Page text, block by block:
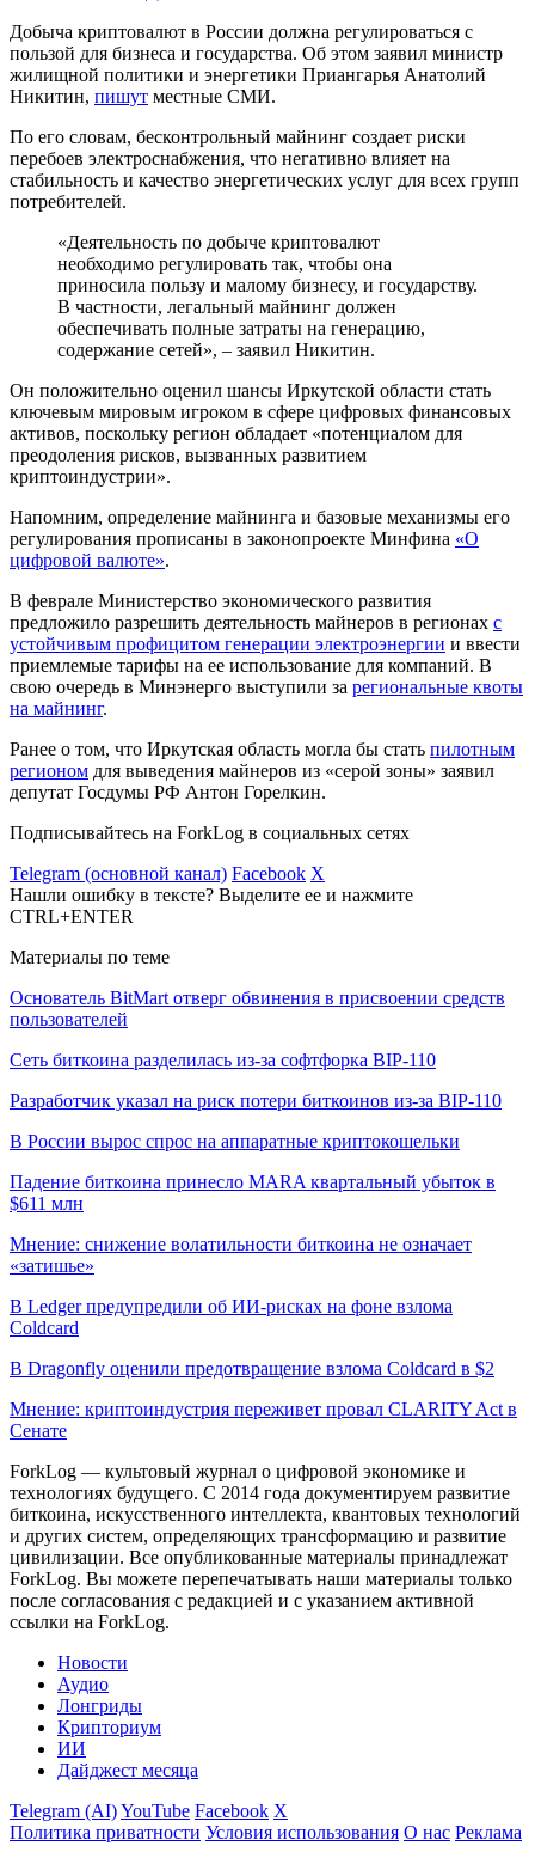
Добыча криптовалют в России должна регулироваться с
пользой для бизнеса и государства. Об этом заявил министр
жилищной политики и энергетики Приангарья Анатолий
Никитин, пишут местные СМИ.
По его словам, бесконтрольный майнинг создает риски
перебоев электроснабжения, что негативно влияет на
стабильность и качество энергетических услуг для всех групп
потребителей.
«Деятельность по добыче криптовалют
необходимо регулировать так, чтобы она
приносила пользу и малому бизнесу, и государству.
В частности, легальный майнинг должен
обеспечивать полные затраты на генерацию,
содержание сетей», – заявил Никитин.
Он положительно оценил шансы Иркутской области стать
ключевым мировым игроком в сфере цифровых финансовых
активов, поскольку регион обладает «потенциалом для
преодоления рисков, вызванных развитием
криптоиндустрии».
Напомним, определение майнинга и базовые механизмы его
регулирования прописаны в законопроекте Минфина «О
цифровой валюте».
В феврале Министерство экономического развития
предложило разрешить деятельность майнеров в регионах с
устойчивым профицитом генерации электроэнергии и ввести
приемлемые тарифы на ее использование для компаний. В
свою очередь в Минэнерго выступили за региональные квоты
на майнинг.
Ранее о том, что Иркутская область могла бы стать пилотным
регионом для выведения майнеров из «серой зоны» заявил
депутат Госдумы РФ Антон Горелкин.
Подписывайтесь на ForkLog в социальных сетях
Telegram (основной канал) Facebook X
Нашли ошибку в тексте? Выделите ее и нажмите
CTRL+ENTER
Материалы по теме
Основатель BitMart отверг обвинения в присвоении средств
пользователей
Сеть биткоина разделилась из-за софтфорка BIP-110
Разработчик указал на риск потери биткоинов из-за BIP-110
В России вырос спрос на аппаратные криптокошельки
Падение биткоина принесло MARA квартальный убыток в
$611 млн
Мнение: снижение волатильности биткоина не означает
«затишье»
В Ledger предупредили об ИИ-рисках на фоне взлома
Coldcard
В Dragonfly оценили предотвращение взлома Coldcard в $2
Мнение: криптоиндустрия переживет провал CLARITY Act в
Сенате
ForkLog — культовый журнал о цифровой экономике и
технологиях будущего. С 2014 года документируем развитие
биткоина, искусственного интеллекта, квантовых технологий
и других систем, определяющих трансформацию и развитие
цивилизации. Все опубликованные материалы принадлежат
ForkLog. Вы можете перепечатывать наши материалы только
после согласования с редакцией и с указанием активной
ссылки на ForkLog.
Новости
Аудио
Лонгриды
Крипториум
ИИ
Дайджест месяца
Telegram (AI)YouTube Facebook X
Политика приватности Условия использования О нас Реклама